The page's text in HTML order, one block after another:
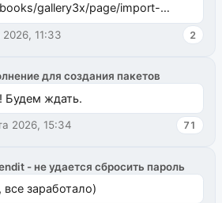
gallery3x/page/import-
2026, 11:33 2
для создания пакетов
Будем ждать.
2026, 15:34 71
- не удается сбросить пароль
заработало)